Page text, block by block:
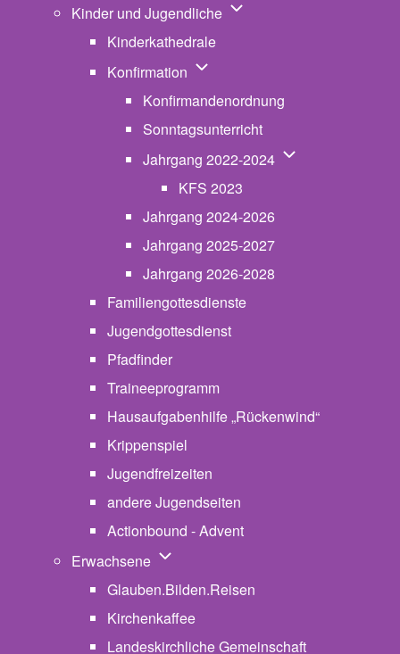
Kinder und Jugendliche Unternavigation von
Kinderkathedrale
Konfirmation Unternavigation von
Konfirmandenordnung
Sonntagsunterricht
Jahrgang 2022-2024 Unternavigation
KFS 2023
Jahrgang 2024-2026
Jahrgang 2025-2027
Jahrgang 2026-2028
Familiengottesdienste
Jugendgottesdienst
Pfadfinder
Traineeprogramm
Hausaufgabenhilfe „Rückenwind“
Krippenspiel
Jugendfreizeiten
andere Jugendseiten
Actionbound - Advent
Erwachsene Unternavigation von Erwachsene
Glauben.Bilden.Reisen
Kirchenkaffee
Landeskirchliche Gemeinschaft